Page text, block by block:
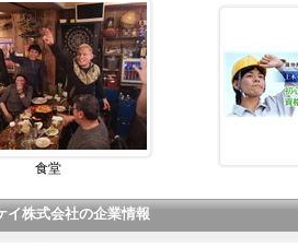
食堂
イ株式会社の企業情報